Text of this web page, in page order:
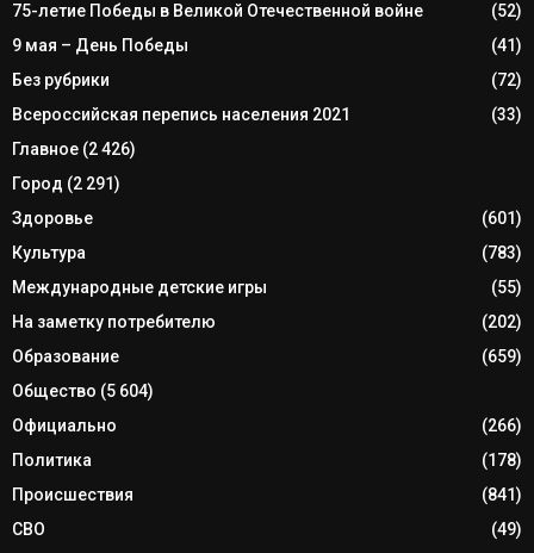
75-летие Победы в Великой Отечественной войне
(52)
9 мая – День Победы
(41)
Без рубрики
(72)
Всероссийская перепись населения 2021
(33)
Главное (2 426)
Город (2 291)
Здоровье
(601)
Культура
(783)
Международные детские игры
(55)
На заметку потребителю
(202)
Образование
(659)
Общество (5 604)
Официально
(266)
Политика
(178)
Происшествия
(841)
СВО
(49)